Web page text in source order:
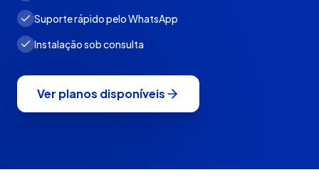
Suporte rápido pelo WhatsApp
Instalação sob consulta
Ver planos disponíveis